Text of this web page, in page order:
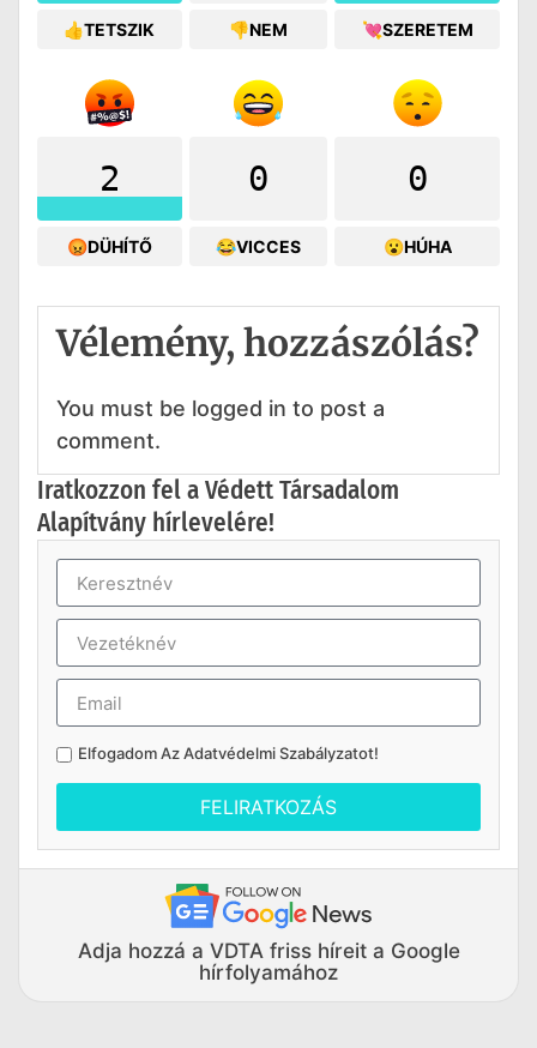
👍TETSZIK 👎NEM 💘SZERETEM
2
😡DÜHÍTŐ
0
😂VICCES
0
😮HÚHA
Vélemény, hozzászólás?
You must be logged in to post a
comment.
Iratkozzon fel a Védett Társadalom
Alapítvány hírlevelére!
Elfogadom AzAdatvédelmi Szabályzatot!
FELIRATKOZÁS
Adja hozzá a VDTA friss híreit a Google
hírfolyamához